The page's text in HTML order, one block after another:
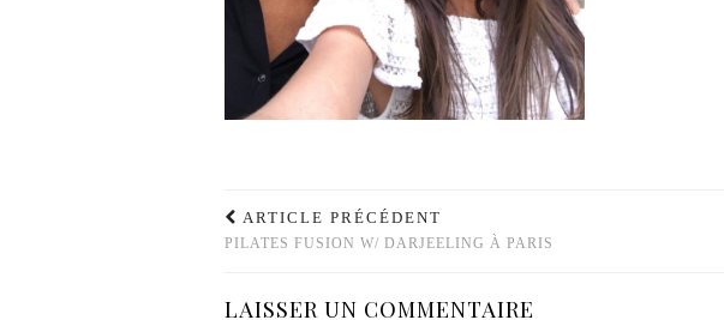
ARTICLE PRÉCÉDENT
PILATES FUSION W/ DARJEELING À PARIS
LAISSER UN COMMENTAIRE